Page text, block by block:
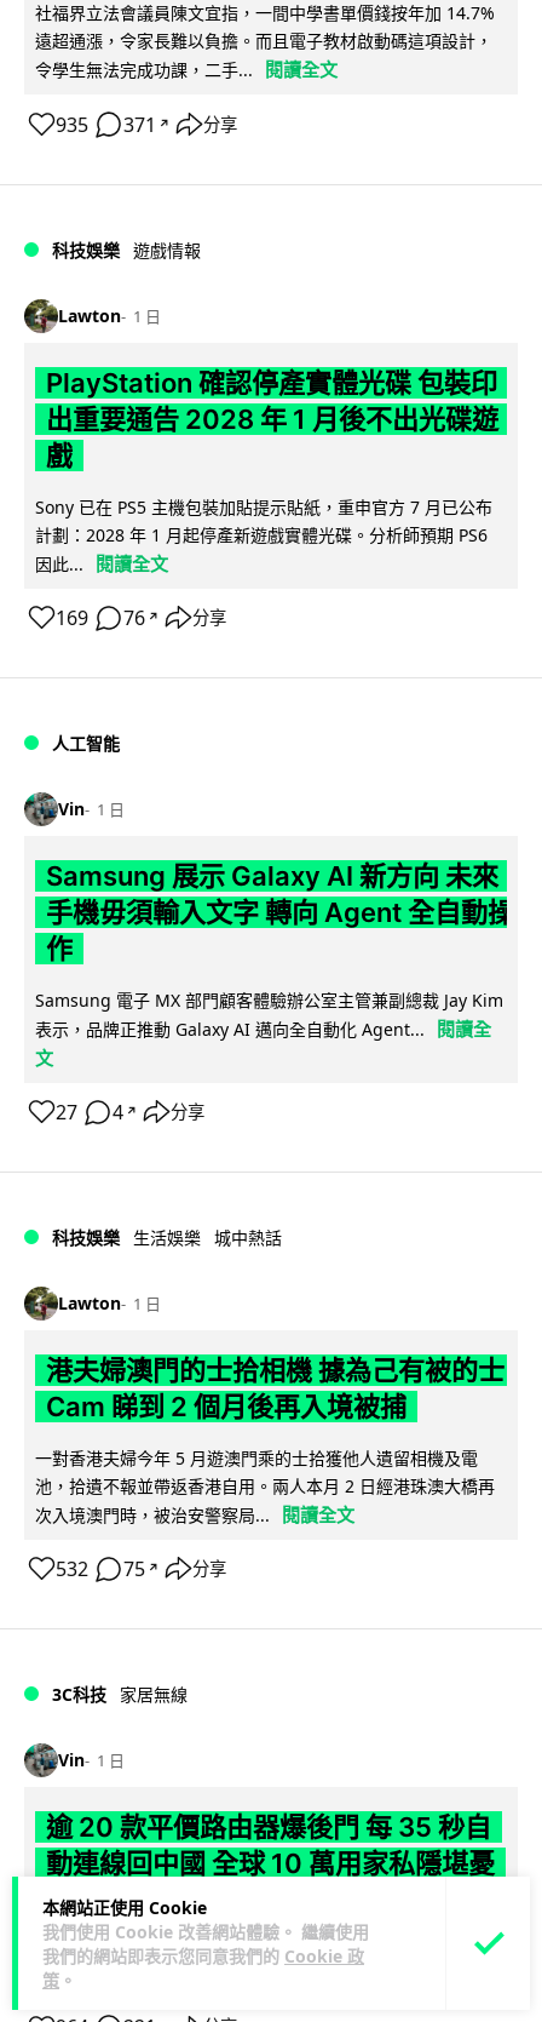
本網站正使用 Cookie
我們使用 Cookie 改善網站體驗。 繼續使用
我們的網站即表示您同意我們的 Cookie 政
策 。
社福界立法會議員陳文宜指，一間中學書單價錢按年加 14.7%
遠超通漲，令家長難以負擔。而且電子教材啟動碼這項設計，
令學生無法完成功課，二手...
閱讀全文
935 371 ↗ 分享
科技娛樂 遊戲情報
Lawton 1 日
PlayStation 確認停產實體光碟 包裝印
出重要通告 2028 年 1 月後不出光碟遊
戲
Sony 已在 PS5 主機包裝加貼提示貼紙，重申官方 7 月已公布
計劃：2028 年 1 月起停產新遊戲實體光碟。分析師預期 PS6
因此...
閱讀全文
169 76 ↗ 分享
人工智能
Vin 1 日
Samsung 展示 Galaxy AI 新方向 未來
手機毋須輸入文字 轉向 Agent 全自動操
作
Samsung 電子 MX 部門顧客體驗辦公室主管兼副總裁 Jay Kim
表示，品牌正推動 Galaxy AI 邁向全自動化 Agent...
閱讀全
文
27 4 ↗ 分享
科技娛樂 生活娛樂 城中熱話
Lawton 1 日
港夫婦澳門的士拾相機 據為己有被的士
Cam 睇到 2 個月後再入境被捕
一對香港夫婦今年 5 月遊澳門乘的士拾獲他人遺留相機及電
池，拾遺不報並帶返香港自用。兩人本月 2 日經港珠澳大橋再
次入境澳門時，被治安警察局...
閱讀全文
532 75 ↗ 分享
3C科技 家居無線
Vin 1 日
逾 20 款平價路由器爆後門 每 35 秒自
動連線回中國 全球 10 萬用家私隱堪憂
網絡安全公司 VulnCheck 揭發中國智博通電子（Zbtlink）生產
的 20 多款路由器內置後門程式「Endlessdoors」（無盡... 閱
讀全文